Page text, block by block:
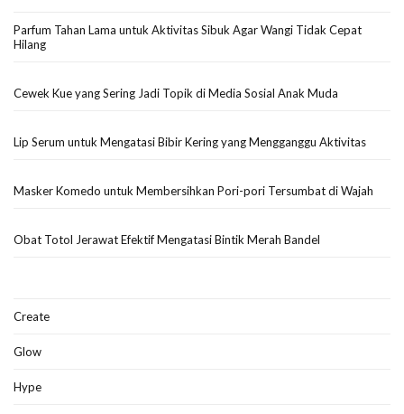
Parfum Tahan Lama untuk Aktivitas Sibuk Agar Wangi Tidak Cepat
Hilang
Cewek Kue yang Sering Jadi Topik di Media Sosial Anak Muda
Lip Serum untuk Mengatasi Bibir Kering yang Mengganggu Aktivitas
Masker Komedo untuk Membersihkan Pori-pori Tersumbat di Wajah
Obat Totol Jerawat Efektif Mengatasi Bintik Merah Bandel
Create
Glow
Hype